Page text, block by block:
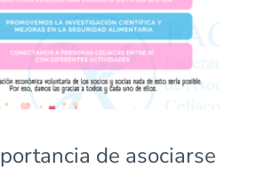
de asociarse